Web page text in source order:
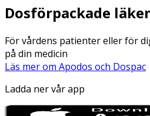
Dosförpackade
För vårdens patienter eller för
på din medicin
Läs mer om Apodos och Dospac
Ladda ner vår app